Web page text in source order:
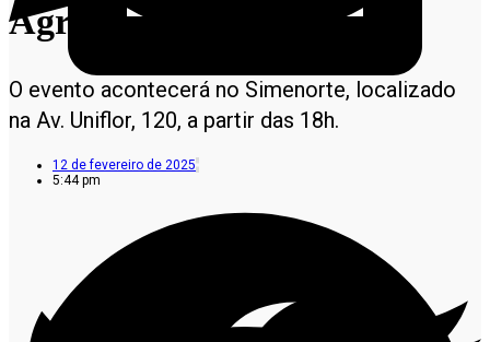
Agro”
O evento acontecerá no Simenorte, localizado
na Av. Uniflor, 120, a partir das 18h.
12 de fevereiro de 2025
5:44 pm